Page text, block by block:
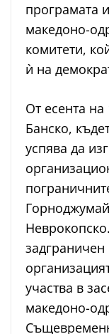
програмата
македоно-
комитети,
ѝ на
От есента на
Банско,
успява да
задграничен
участва в
македоно-